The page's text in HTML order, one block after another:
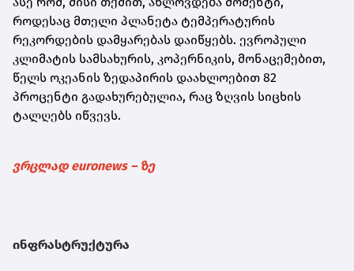
როდესაც მთელი პლანეტა ტემპერატურის
რეკორდების დამყარებას დაიწყებს. ევროპული
კლიმატის სამსახურის, კოპერნიკის, მონაცემებით,
წელს ოკეანის ზედაპირის დაახლოებით 82
პროცენტი გადახურებულია, რაც ზღვის სიცხის
ტალღებს იწვევს.
ვრცლად euronews – ზე
ინფრასტრუქტურა